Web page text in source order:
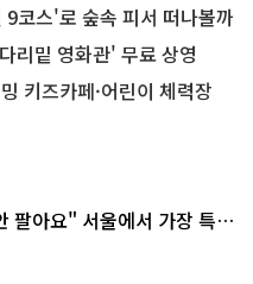
코스'로 숲속 피서 떠나볼까
리밑 영화관' 무료 상영
키즈카페·어린이 체력장
팔아요" 서울에서 가장 특별